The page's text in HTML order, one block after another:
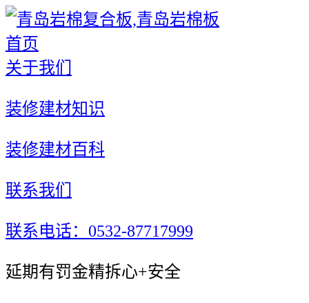
首页
关于我们
装修建材知识
装修建材百科
联系我们
联系电话：0532-87717999
延期有罚金精拆心+安全